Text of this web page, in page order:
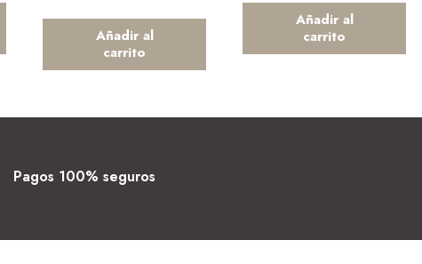
Añadir al
carrito
Añadir al
carrito
Pagos 100% seguros